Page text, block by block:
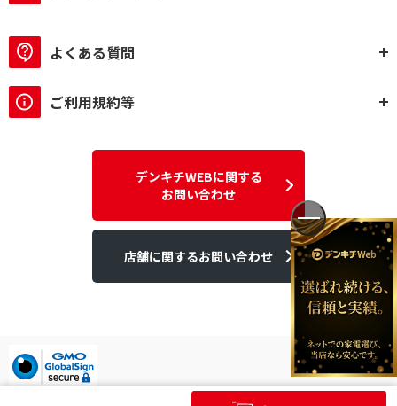
よくある質問
ご利用規約等
デンキチWEBに関する
お問い合わせ
店舗に関するお問い合わせ
デンキチはGMOグローバルサイン発行のSSL電子証明書を使用して